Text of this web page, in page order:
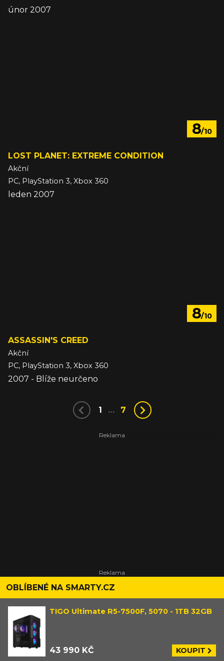
únor 2007
8/10
LOST PLANET: EXTREME CONDITION
Akční
PC, PlayStation 3, Xbox 360
leden 2007
8/10
ASSASSIN'S CREED
Akční
PC, PlayStation 3, Xbox 360
2007 - Blíže neurčeno
1 … 7
OBLÍBENÉ NA SMARTY.CZ
TIGO Ultimate R5-7500F, 5070 - 1TB 32GB
43 990 KČ KOUPIT